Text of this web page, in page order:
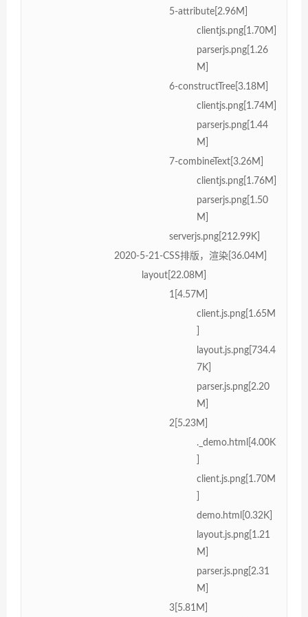
5-attribute[2.96M]
clientjs.png[1.70M]
parserjs.png[1.26
M]
6-constructTree[3.18M]
clientjs.png[1.74M]
parserjs.png[1.44
M]
7-combineText[3.26M]
clientjs.png[1.76M]
parserjs.png[1.50
M]
serverjs.png[212.99K]
2020-5-21-CSS排版，渲染[36.04M]
layout[22.08M]
1[4.57M]
client.js.png[1.65M
layout.js.png[734.4
7K]
parser.js.png[2.20
M]
2[5.23M]
._demo.html[4.00K
client.js.png[1.70M
demo.html[0.32K]
layout.js.png[1.21
M]
parser.js.png[2.31
M]
3[5.81M]